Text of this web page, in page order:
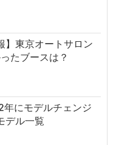
】東京オートサロン
たブースは？
にモデルチェンジ
デル一覧